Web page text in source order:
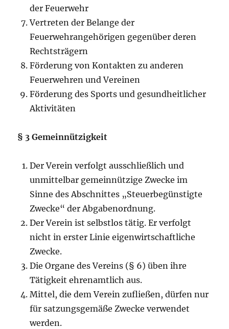
der Feuerwehr
Vertreten der Belange der
Feuerwehrangehörigen gegenüber deren
Rechtsträgern
Förderung von Kontakten zu anderen
Feuerwehren und Vereinen
Förderung des Sports und gesundheitlicher
Aktivitäten
§ 3 Gemeinnützigkeit
Der Verein verfolgt ausschließlich und
unmittelbar gemeinnützige Zwecke im
Sinne des Abschnittes „Steuerbegünstigte
Zwecke“ der Abgabenordnung.
Der Verein ist selbstlos tätig. Er verfolgt
nicht in erster Linie eigenwirtschaftliche
Zwecke.
Die Organe des Vereins (§ 6) üben ihre
Tätigkeit ehrenamtlich aus.
Mittel, die dem Verein zufließen, dürfen nur
für satzungsgemäße Zwecke verwendet
werden.